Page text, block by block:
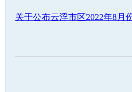
关于公布云浮市区2022年8月